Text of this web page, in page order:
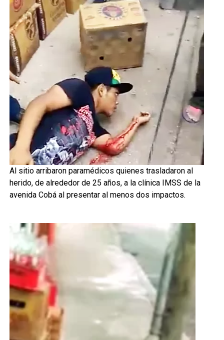
Al sitio arribaron paramédicos quienes trasladaron al
herido, de alrededor de 25 años, a la clínica IMSS de la
avenida Cobá al presentar al menos dos impactos.